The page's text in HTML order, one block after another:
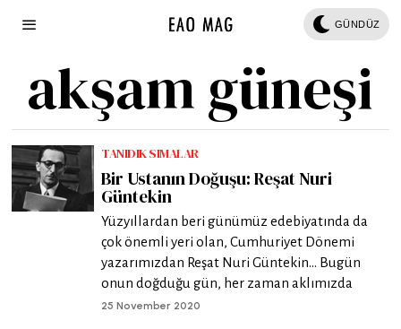
GÜNDÜZ
akşam güneşi
TANIDIK SIMALAR
Bir Ustanın Doğuşu: Reşat Nuri
Güntekin
Yüzyıllardan beri günümüz edebiyatında da
çok önemli yeri olan, Cumhuriyet Dönemi
yazarımızdan Reşat Nuri Güntekin… Bugün
onun doğduğu gün, her zaman aklımızda
25 November 2020